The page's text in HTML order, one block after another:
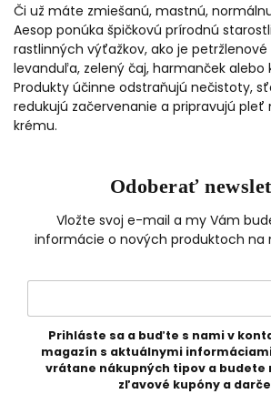
Či už máte zmiešanú, mastnú,
Aesop ponúka špičkovú prírodnú
rastlinných výťažkov, ako je petržlenové
levanduľa, zelený čaj, harmanček alebo
Produkty účinne odstraňujú nečistoty,
redukujú začervenanie a pripravujú pleť
krému.
Odoberať
Vložte svoj e-mail a my Vám
informácie o nových produktoch na
Prihláste sa a buďte s nami v
magazín s aktuálnymi
vrátane nákupných tipov a
zľavové kupóny a